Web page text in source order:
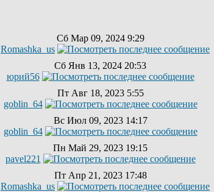
Сб Мар 09, 2024 9:29
Romashka_us
Сб Янв 13, 2024 20:53
юрий56
Пт Авг 18, 2023 5:55
goblin_64
Вс Июл 09, 2023 14:17
goblin_64
Пн Май 29, 2023 19:15
pavel221
Пт Апр 21, 2023 17:48
Romashka_us